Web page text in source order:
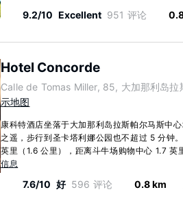
9.2/10 Excellent 951 评论
Hotel Concorde
Calle de Tomas Miller, 85, 大加那利岛拉
示地图
康科特酒店坐落于大加那利岛拉斯帕尔马斯中
之遥，步行到圣卡塔利娜公园也不超过 5 分钟
英里（1.6 公里），距离斗牛场购物中心 1.7 英
信息
7.6/10 好 596 评论 0.8 km